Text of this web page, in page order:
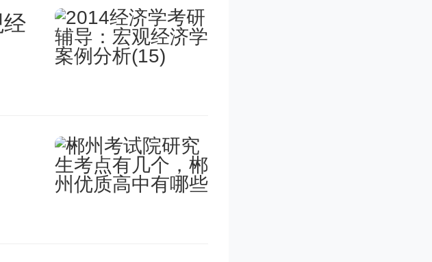
教学。以往的考试
，而忽视了实践操
实践环节的比重，
的实际操作能力。